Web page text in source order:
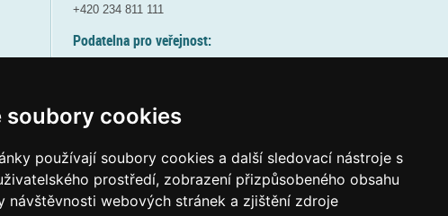
soubory cookies
používají soubory cookies a další sledovací nástroje s
prostředí, zobrazení přizpůsobeného obsahu
návštěvnosti webových stránek a zjištění zdroje
+420 234 811 111
Podatelna pro veřejnost:
(více informací
Elektronická podatelna:
posta@msmtgov cz